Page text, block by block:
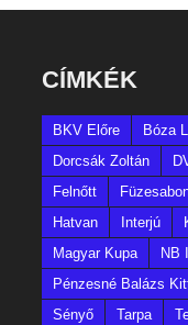
CÍMKÉK
BKV Előre Bóza
Dorcsák Zoltán
Felnőtt
Hatvan
Interjú
Magyar Kupa
NB
Pénzesné Balázs
Sényő
Tarpa